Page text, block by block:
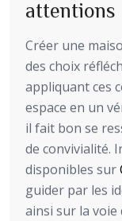
attentions
Créer une
des choix
appliquant ces
espace en un
il fait bon se
de convivialité.
disponibles sur
guider par les
ainsi sur la voie